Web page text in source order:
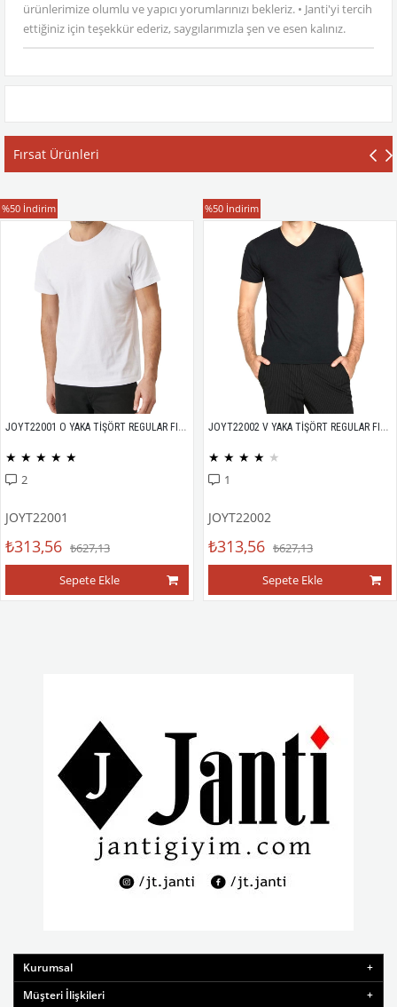
ürünlerimize olumlu ve yapıcı yorumlarınızı bekleriz. • Janti'yi tercih
ettiğiniz için teşekkür ederiz, saygılarımızla şen ve esen kalınız.
Fırsat Ürünleri
T-Shirt
JOYT22001 O YAKA TİŞÖRT REGULAR FIT %100 PAMUK COMPACK PENYE
★ ★ ★ ★ ★
2
JOYT22001
₺313,56 ₺627,13
Sepete Ekle
%50 İndirim T-Shirt
JOYT22002 V YAKA TİŞÖRT REGULAR FIT %100 PAMUK COMPACK PENYE
★ ★ ★ ★ ★
1
JOYT22002
₺313,56 ₺627,13
Sepete Ekle
%50 İndirim
Kurumsal
Müşteri İlişkileri